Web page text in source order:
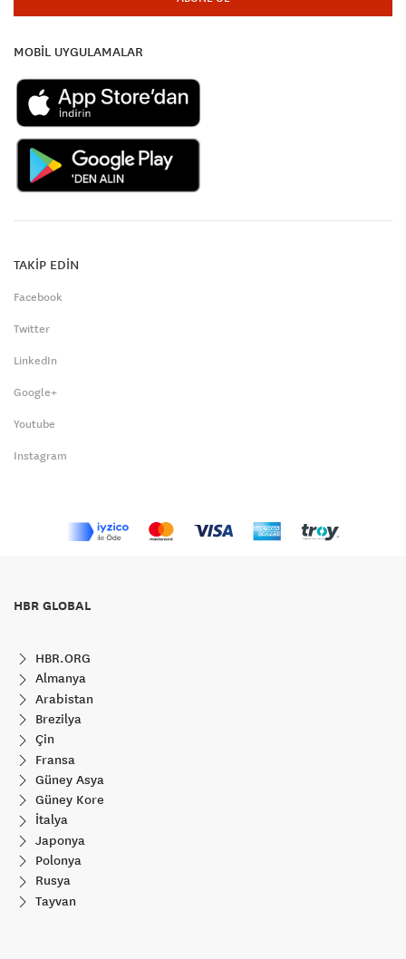
MOBİL UYGULAMALAR
TAKİP EDİN
Facebook
Twitter
LinkedIn
Google+
Youtube
Instagram
HBR GLOBAL
HBR.ORG
Almanya
Arabistan
Brezilya
Çin
Fransa
Güney Asya
Güney Kore
İtalya
Japonya
Polonya
Rusya
Tayvan